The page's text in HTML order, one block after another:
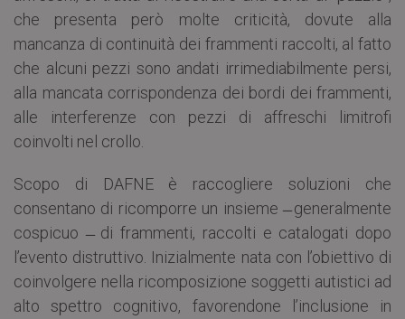
che presenta però molte criticità, dovute alla
mancanza di continuità dei frammenti raccolti, al fatto
che alcuni pezzi sono andati irrimediabilmente persi,
alla mancata corrispondenza dei bordi dei frammenti,
alle interferenze con pezzi di affreschi limitrofi
coinvolti nel crollo.
Scopo di DAFNE è raccogliere soluzioni che
consentano di ricomporre un insieme ̶ generalmente
cospicuo ̶ di frammenti, raccolti e catalogati dopo
l’evento distruttivo. Inizialmente nata con l’obiettivo di
coinvolgere nella ricomposizione soggetti autistici ad
alto spettro cognitivo, favorendone l’inclusione in